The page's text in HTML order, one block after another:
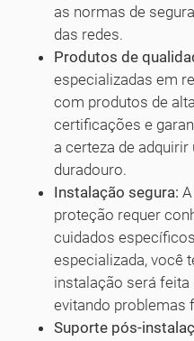
as normas de
das redes.
Produtos de
especializadas em
com produtos de
certificações e
a certeza de
duradouro.
Instalação segura:
proteção requer
cuidados
especializada, você
instalação será
evitando problemas
Suporte pós-